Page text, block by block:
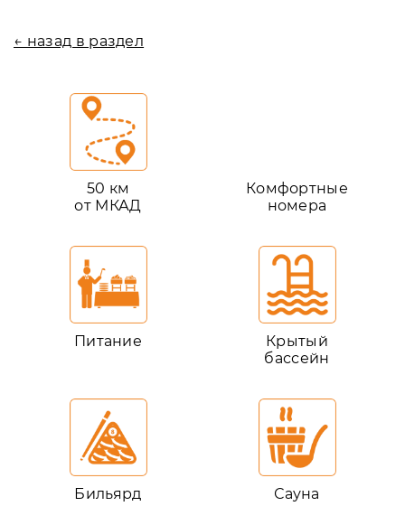
← назад в раздел
50 км
от МКАД
Комфортные
номера
Питание
Крытый
бассейн
Бильярд Сауна